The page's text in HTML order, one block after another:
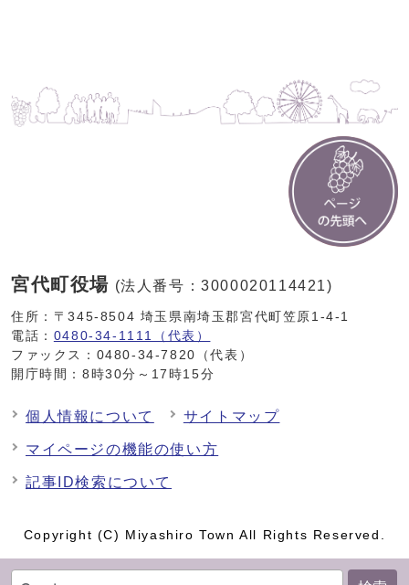
宮代町役場 (法人番号：3000020114421)
住所：〒345-8504 埼玉県南埼玉郡宮代町笠原1-4-1
電話： 0480-34-1111（代表）
ファックス：0480-34-7820（代表）
開庁時間：8時30分～17時15分
個人情報について サイトマップ
マイページの機能の使い方
記事ID検索について
Copyright (C) Miyashiro Town All Rights Reserved.